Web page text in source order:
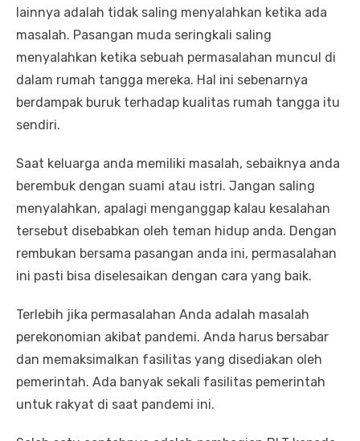
lainnya adalah tidak saling menyalahkan ketika ada
masalah. Pasangan muda seringkali saling
menyalahkan ketika sebuah permasalahan muncul di
dalam rumah tangga mereka. Hal ini sebenarnya
berdampak buruk terhadap kualitas rumah tangga itu
sendiri.
Saat keluarga anda memiliki masalah, sebaiknya anda
berembuk dengan suami atau istri. Jangan saling
menyalahkan, apalagi menganggap kalau kesalahan
tersebut disebabkan oleh teman hidup anda. Dengan
rembukan bersama pasangan anda ini, permasalahan
ini pasti bisa diselesaikan dengan cara yang baik.
Terlebih jika permasalahan Anda adalah masalah
perekonomian akibat pandemi. Anda harus bersabar
dan memaksimalkan fasilitas yang disediakan oleh
pemerintah. Ada banyak sekali fasilitas pemerintah
untuk rakyat di saat pandemi ini.